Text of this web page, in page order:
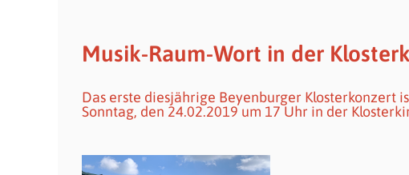
Musik-Raum-Wort in der
Das erste diesjährige Beyenburger Klosterkonzert
Sonntag, den 24.02.2019 um 17 Uhr in der